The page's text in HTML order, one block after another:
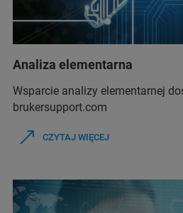
Analiza elementarna
Wsparcie analizy elementarnej
brukersupport.com
CZYTAJ WIĘCEJ